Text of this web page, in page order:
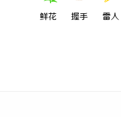
鲜花 握手 雷人